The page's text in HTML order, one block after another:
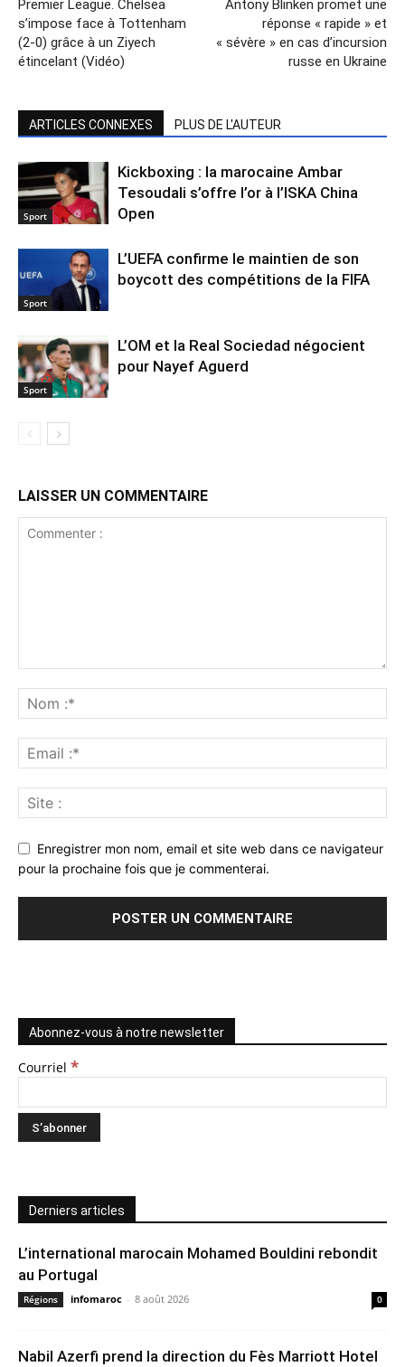
Premier League. Chelsea
s’impose face à Tottenham
(2-0) grâce à un Ziyech
étincelant (Vidéo)
Antony Blinken promet une
réponse « rapide » et
« sévère » en cas d’incursion
russe en Ukraine
ARTICLES CONNEXES PLUS DE L'AUTEUR
Sport
Kickboxing : la marocaine Ambar
Tesoudali s’offre l’or à l’ISKA China
Open
Sport
L’UEFA confirme le maintien de son
boycott des compétitions de la FIFA
Sport
L’OM et la Real Sociedad négocient
pour Nayef Aguerd
LAISSER UN COMMENTAIRE
Enregistrer mon nom, email et site web dans ce navigateur
pour la prochaine fois que je commenterai.
Abonnez-vous à notre newsletter
Courriel *
Derniers articles
L’international marocain Mohamed Bouldini rebondit
au Portugal
Régions infomaroc - 8 août 2026 0
Nabil Azerfi prend la direction du Fès Marriott Hotel